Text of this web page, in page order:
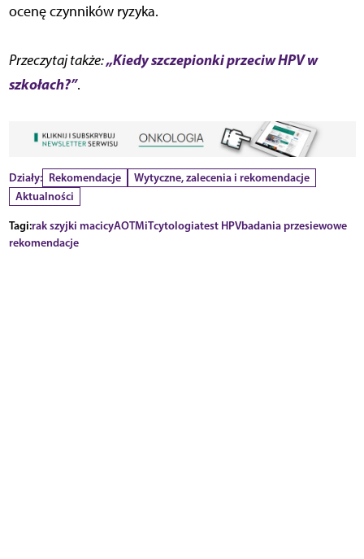
ocenę czynników ryzyka.
Przeczytaj także:„Kiedy szczepionki przeciw HPV w
szkołach?”.
Działy: Rekomendacje
Wytyczne, zalecenia i rekomendacje
Aktualności
Tagi:rak szyjki macicyAOTMiTcytologiatest HPVbadania przesiewowe
rekomendacje